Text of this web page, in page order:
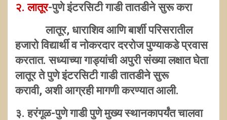
२. लातूर-पुणे इंटरसिटी गाडी तातडीने सुरू करा
लातूर, धाराशिव आणि बार्शी परिसरातील
हजारो विद्यार्थी व नोकरदार दररोज पुण्याकडे प्रवास
करतात. सध्याच्या गाड्यांची अपुरी संख्या लक्षात घेता
लातूर ते पुणे इंटरसिटी गाडी तातडीने सुरू
करावी, अशी आग्रही मागणी करण्यात आली.
३. हरंगूळ-पुणे गाडी पुणे मुख्य स्थानकापर्यंत चालवा